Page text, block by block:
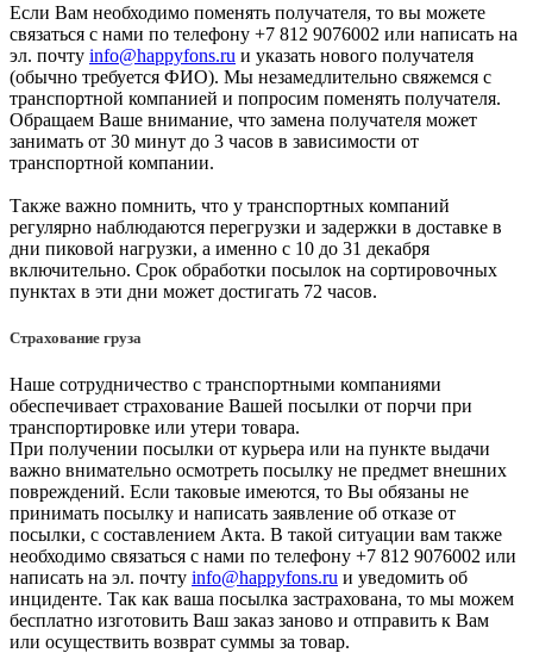
Если Вам необходимо поменять получателя, то вы можете
связаться с нами по телефону +7 812 9076002 или написать на
эл. почту info@happyfons.ru и указать нового получателя
(обычно требуется ФИО). Мы незамедлительно свяжемся с
транспортной компанией и попросим поменять получателя.
Обращаем Ваше внимание, что замена получателя может
занимать от 30 минут до 3 часов в зависимости от
транспортной компании.
Также важно помнить, что у транспортных компаний
регулярно наблюдаются перегрузки и задержки в доставке в
дни пиковой нагрузки, а именно с 10 до 31 декабря
включительно. Срок обработки посылок на сортировочных
пунктах в эти дни может достигать 72 часов.
Страхование груза
Наше сотрудничество с транспортными компаниями
обеспечивает страхование Вашей посылки от порчи при
транспортировке или утери товара.
При получении посылки от курьера или на пункте выдачи
важно внимательно осмотреть посылку не предмет внешних
повреждений. Если таковые имеются, то Вы обязаны не
принимать посылку и написать заявление об отказе от
посылки, с составлением Акта. В такой ситуации вам также
необходимо связаться с нами по телефону +7 812 9076002 или
написать на эл. почту info@happyfons.ru и уведомить об
инциденте. Так как ваша посылка застрахована, то мы можем
бесплатно изготовить Ваш заказ заново и отправить к Вам
или осуществить возврат суммы за товар.